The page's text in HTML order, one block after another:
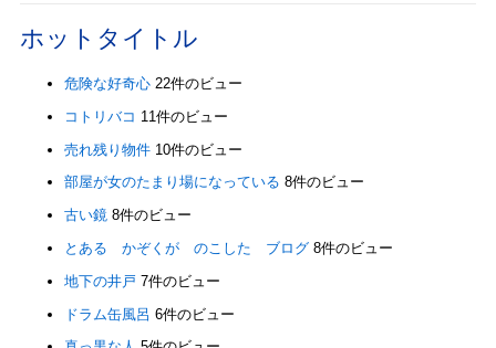
ホットタイトル
危険な好奇心 22件のビュー
コトリバコ 11件のビュー
売れ残り物件 10件のビュー
部屋が女のたまり場になっている 8件のビュー
古い鏡 8件のビュー
とある かぞくが のこした ブログ 8件のビュー
地下の井戸 7件のビュー
ドラム缶風呂 6件のビュー